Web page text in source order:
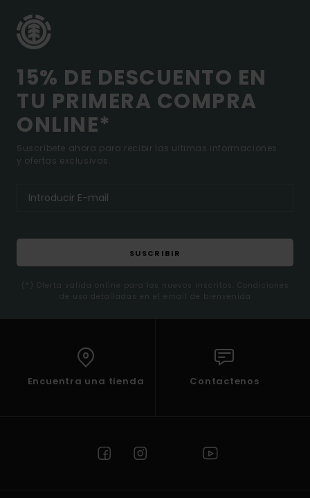
15% DE DESCUENTO EN
TU PRIMERA COMPRA
ONLINE*
Suscríbete ahora para recibir las ultimas informaciones
y ofertas exclusivas.
SUSCRIBIR
(*) Oferta valida online para los nuevos inscritos. Condiciones
de uso detalladas en el email de bienvenida
Encuentra una tienda Contactenos